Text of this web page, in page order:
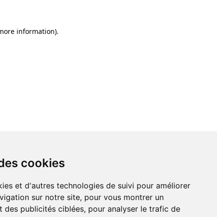
cookies
et d'autres technologies de suivi pour améliorer
sur notre site, pour vous montrer un
des publicités ciblées, pour analyser le trafic de
information).